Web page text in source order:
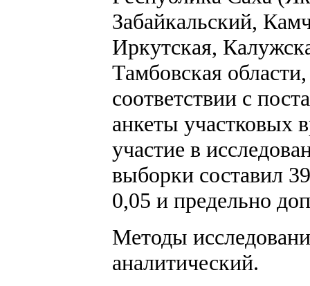
Забайкальский,
Иркутская,
Тамбовская
соответствии с
анкеты участковых
участие в
выборки составил
0,05 и предельно
Методы
аналитический.